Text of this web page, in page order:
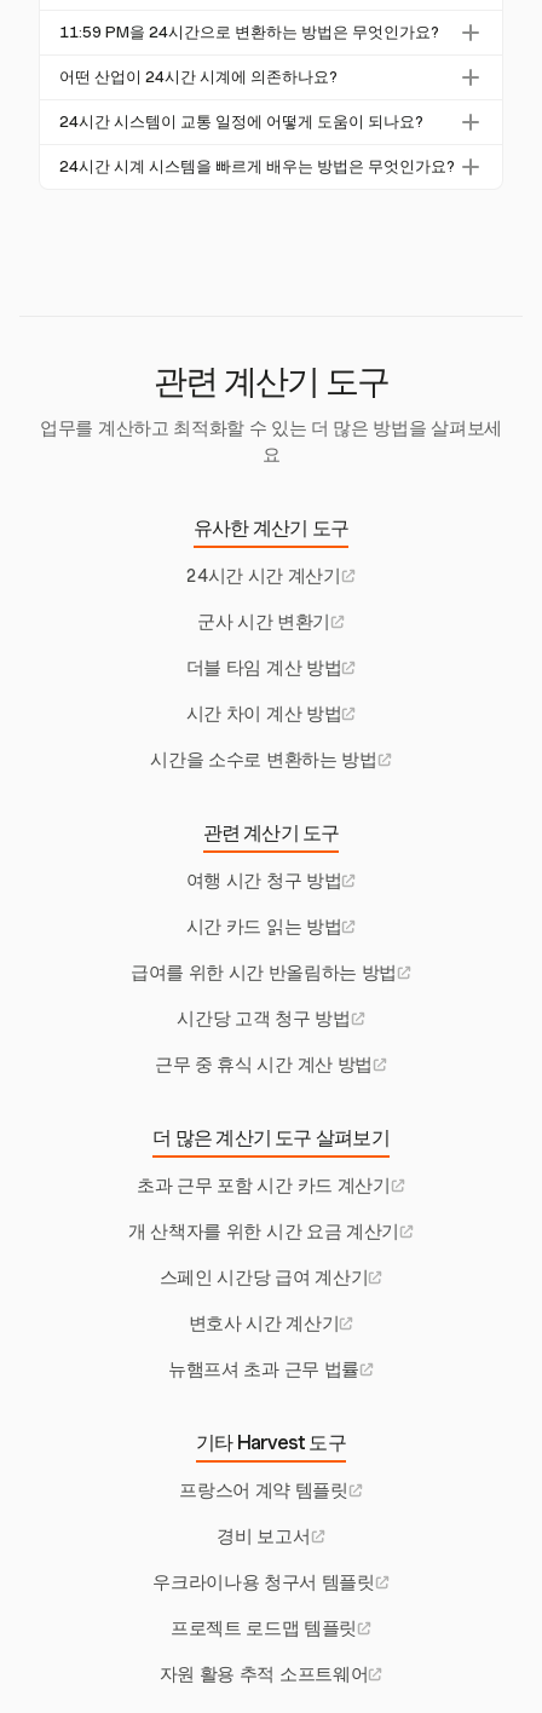
과 관련된 오류를 방지하며, 정확한 타이밍이 필요한
24시간 시계는 독일, 일본, 프랑스 등 대부분의 유럽,
이는 공식적인 맥락과 국제 의사소통의 표준입니다.
11:59 PM을 24시간으로 변환하는 방법은 무엇인가요?
11:59 PM을 24시간으로 변환하려면 시간에 12를 추
형식으로 전환하는 표준 절차의 일부입니다.
어떤 산업이 24시간 시계에 의존하나요?
항공, 군사 및 의료와 같은 산업은 그 정밀성과 명확성
정 및 작업에서 오류를 방지하기 위해 명확한 의사소통
24시간 시스템이 교통 일정에 어떻게 도움이 되나요?
24시간 시스템은 명확하고 정확한 시간표를 제공하여
24시간 시계 시스템을 빠르게 배우는 방법은 무엇인가요?
관련 계산기 도구
업무를 계산하고 최적화할 수 있는 더 많은 방법을 살펴보세
요
유사한 계산기 도구
24시간 시간 계산기
군사 시간 변환기
더블 타임 계산 방법
시간 차이 계산 방법
시간을 소수로 변환하는 방법
관련 계산기 도구
여행 시간 청구 방법
시간 카드 읽는 방법
급여를 위한 시간 반올림하는 방법
시간당 고객 청구 방법
근무 중 휴식 시간 계산 방법
더 많은 계산기 도구 살펴보기
초과 근무 포함 시간 카드 계산기
개 산책자를 위한 시간 요금 계산기
스페인 시간당 급여 계산기
변호사 시간 계산기
뉴햄프셔 초과 근무 법률
기타 Harvest 도구
프랑스어 계약 템플릿
경비 보고서
우크라이나용 청구서 템플릿
프로젝트 로드맵 템플릿
자원 활용 추적 소프트웨어